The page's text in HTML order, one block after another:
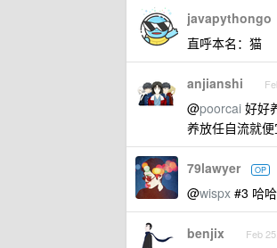
javapythongo
直呼本名：猫
anjianshi
@poorcai 好好
养放任自流就便
79lawyer OP
@wispx #3 哈
benjix Feb